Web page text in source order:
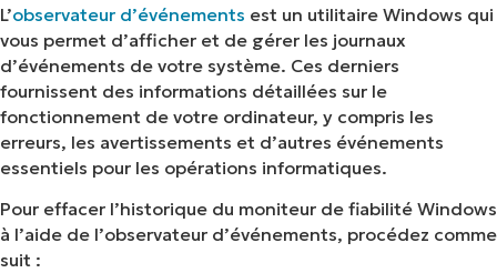
L’observateur d’événements est un utilitaire Windows qui
vous permet d’afficher et de gérer les journaux
d’événements de votre système. Ces derniers
fournissent des informations détaillées sur le
fonctionnement de votre ordinateur, y compris les
erreurs, les avertissements et d’autres événements
essentiels pour les opérations informatiques.
Pour effacer l’historique du moniteur de fiabilité Windows
à l’aide de l’observateur d’événements, procédez comme
suit :